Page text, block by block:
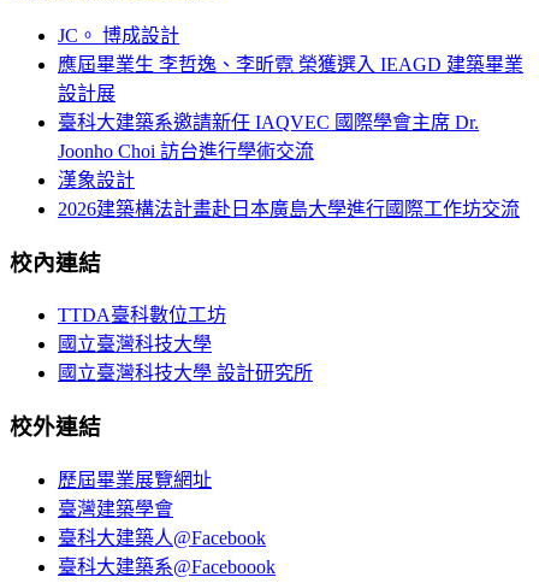
JC。 博成設計
應屆畢業生 李哲逸、李昕霓 榮獲選入 IEAGD 建築畢業
設計展
臺科大建築系邀請新任 IAQVEC 國際學會主席 Dr.
Joonho Choi 訪台進行學術交流
漢象設計
2026建築構法計畫赴日本廣島大學進行國際工作坊交流
校內連結
TTDA臺科數位工坊
國立臺灣科技大學
國立臺灣科技大學 設計研究所
校外連結
歷屆畢業展覽網址
臺灣建築學會
臺科大建築人@Facebook
臺科大建築系@Faceboook